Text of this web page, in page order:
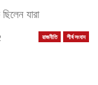
যারা
রাজনীতি শীর্ষ সংবাদ